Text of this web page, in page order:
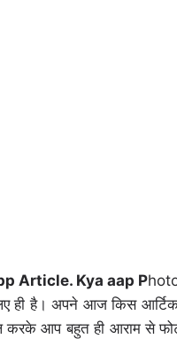
Article. Kya aap P
है। अपने आज किस
आप बहुत ही आराम से